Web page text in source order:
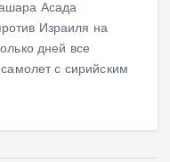
Асада
Израиля на
дней все
с сирийским